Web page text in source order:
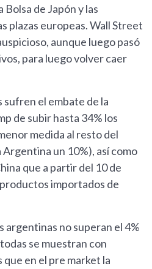
Bolsa de Japón y las
plazas europeas. Wall Street
aunque luego pasó
para luego volver caer
sufren el embate de la
de subir hasta 34% los
medida al resto del
Argentina un 10%), así como
que a partir del 10 de
importados de
argentinas no superan el 4%
se muestran con
en el pre market la